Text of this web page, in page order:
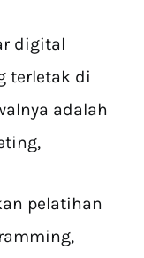
digital
terletak di
adalah
pelatihan